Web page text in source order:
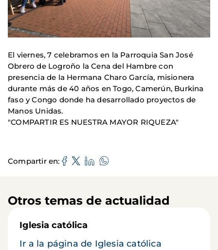
El viernes, 7 celebramos en la Parroquia San José
Obrero de Logroño la Cena del Hambre con
presencia de la Hermana Charo García, misionera
durante más de 40 años en Togo, Camerún, Burkina
faso y Congo donde ha desarrollado proyectos de
Manos Unidas.
"COMPARTIR ES NUESTRA MAYOR RIQUEZA"
Compartir en
Otros temas de actualidad
Iglesia católica
Ir a la página de Iglesia católica